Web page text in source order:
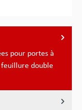
pour portes à
double